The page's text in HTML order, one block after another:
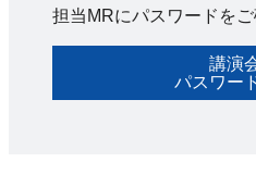
担当MRにパスワードをご
講演
パスワー